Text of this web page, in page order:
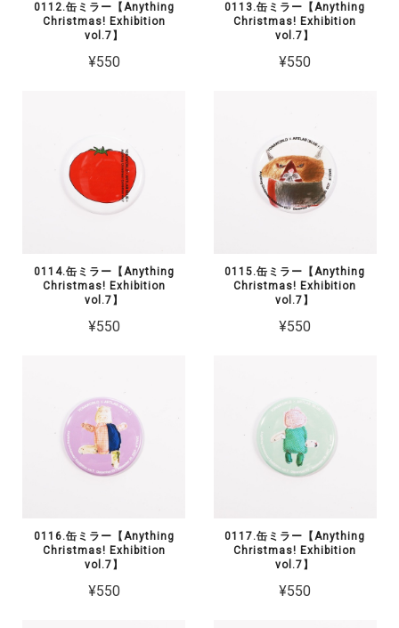
0112.缶ミラー【Anything
Christmas! Exhibition
vol.7】
¥550
0113.缶ミラー【Anything
Christmas! Exhibition
vol.7】
¥550
0114.缶ミラー【Anything
Christmas! Exhibition
vol.7】
¥550
0115.缶ミラー【Anything
Christmas! Exhibition
vol.7】
¥550
0116.缶ミラー【Anything
Christmas! Exhibition
vol.7】
¥550
0117.缶ミラー【Anything
Christmas! Exhibition
vol.7】
¥550